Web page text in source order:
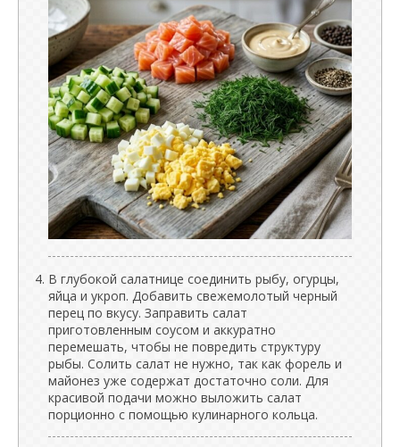
В глубокой салатнице соединить рыбу, огурцы,
яйца и укроп. Добавить свежемолотый черный
перец по вкусу. Заправить салат
приготовленным соусом и аккуратно
перемешать, чтобы не повредить структуру
рыбы. Солить салат не нужно, так как форель и
майонез уже содержат достаточно соли. Для
красивой подачи можно выложить салат
порционно с помощью кулинарного кольца.